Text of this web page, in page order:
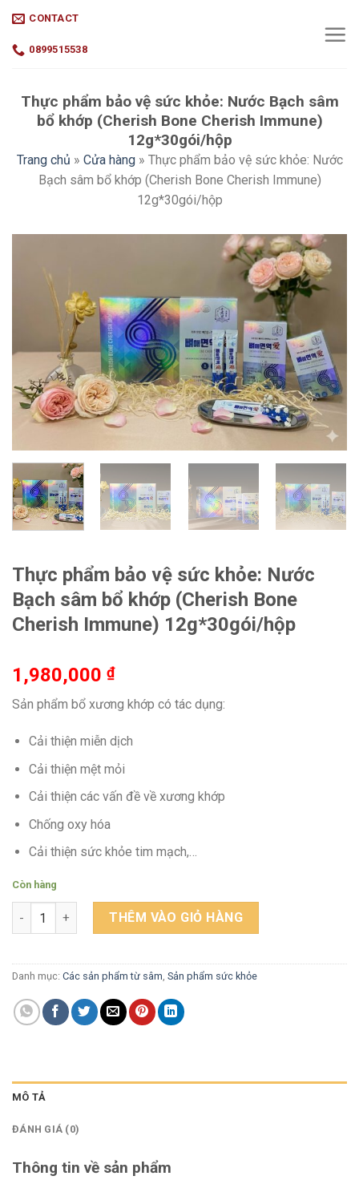
content
CONTACT
0899515538
Thực phẩm bảo vệ sức khỏe: Nước Bạch sâm
bổ khớp (Cherish Bone Cherish Immune)
12g*30gói/hộp
Trang chủ » Cửa hàng» Thực phẩm bảo vệ sức khỏe: Nước
Bạch sâm bổ khớp (Cherish Bone Cherish Immune)
12g*30gói/hộp
Thực phẩm bảo vệ sức khỏe: Nước
Bạch sâm bổ khớp (Cherish Bone
Cherish Immune) 12g*30gói/hộp
1,980,000 ₫
Sản phẩm bổ xương khớp có tác dụng:
Cải thiện miễn dịch
Cải thiện mệt mỏi
Cải thiện các vấn đề về xương khớp
Chống oxy hóa
Cải thiện sức khỏe tim mạch,…
Còn hàng
Thực phẩm bảo vệ sức khỏe: Nước Bạch sâm bổ khớp
THÊM VÀO GIỎ HÀNG
Danh mục: Các sản phẩm từ sâm Sản phẩm sức khỏe
MÔ TẢ
ĐÁNH GIÁ (0)
Thông tin về sản phẩm